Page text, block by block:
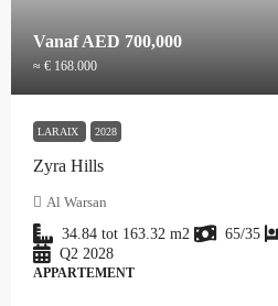
VanafAED 700,000
≈ € 168.000
LARAIX 2028
Zyra Hills
Al Warsan
34.84 tot 163.32 m2 65/35
Q2 2028
APPARTEMENT